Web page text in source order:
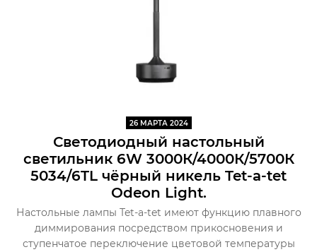
26 МАРТА 2024
Светодиодный настольный
светильник 6W 3000К/4000К/5700К
5034/6TL чёрный никель Tet-a-tet
Odeon Light.
Настольные лампы Tet-a-tet имеют функцию плавного
диммирования посредством прикосновения и
ступенчатое переключение цветовой температуры